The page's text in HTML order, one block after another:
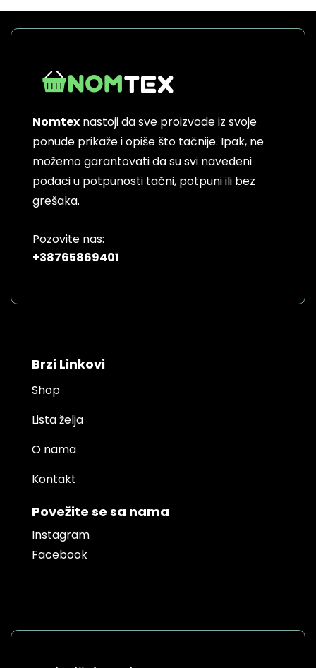
Nomtex nastoji da sve proizvode iz svoje
ponude prikaže i opiše što tačnije. Ipak, ne
možemo garantovati da su svi navedeni
podaci u potpunosti tačni, potpuni ili bez
grešaka.
Pozovite nas:
+38765869401
Brzi Linkovi
Shop
Lista želja
O nama
Kontakt
Povežite se sa nama
Instagram
Facebook